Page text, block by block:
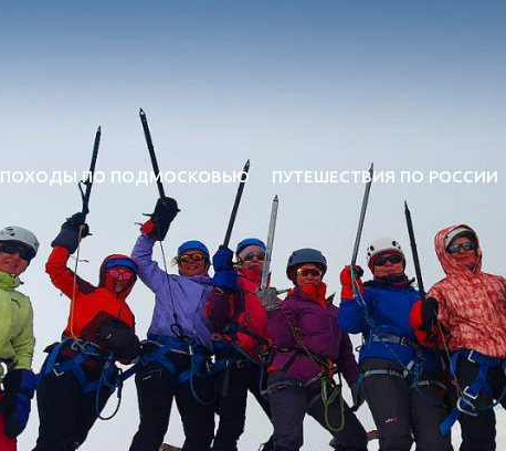
ПОХОДЫ ПО ПОДМОСКОВЬЮ ПУТЕШЕСТВИЯ ПО РОССИИ